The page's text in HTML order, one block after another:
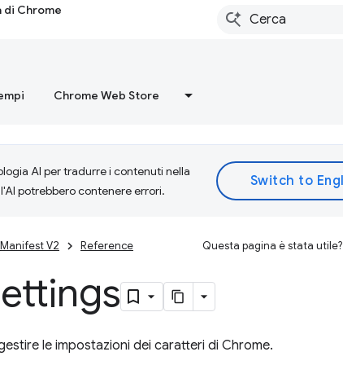
di Chrome
Chrome Web Store
AI per tradurre i contenuti nella
potrebbero contenere errori.
Manifest V2 Reference Questa pagina è stata utile?
le impostazioni dei caratteri di Chrome.